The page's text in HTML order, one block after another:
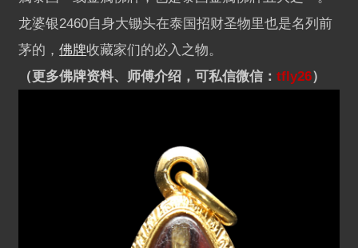
龙婆银2460自身大锄头在泰国招财圣物里也是名列前
茅的，佛牌收藏家们的必入之物。
（更多佛牌资料、师傅介绍，可私信微信：tfly26）